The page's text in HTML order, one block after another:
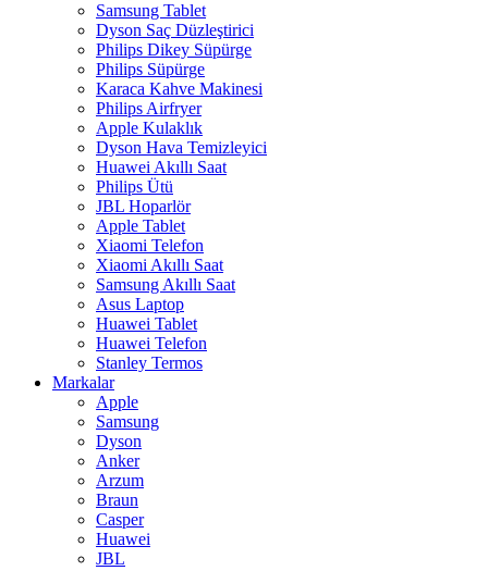
Samsung Tablet
Dyson Saç Düzleştirici
Philips Dikey Süpürge
Philips Süpürge
Karaca Kahve Makinesi
Philips Airfryer
Apple Kulaklık
Dyson Hava Temizleyici
Huawei Akıllı Saat
Philips Ütü
JBL Hoparlör
Apple Tablet
Xiaomi Telefon
Xiaomi Akıllı Saat
Samsung Akıllı Saat
Asus Laptop
Huawei Tablet
Huawei Telefon
Stanley Termos
Markalar
Apple
Samsung
Dyson
Anker
Arzum
Braun
Casper
Huawei
JBL